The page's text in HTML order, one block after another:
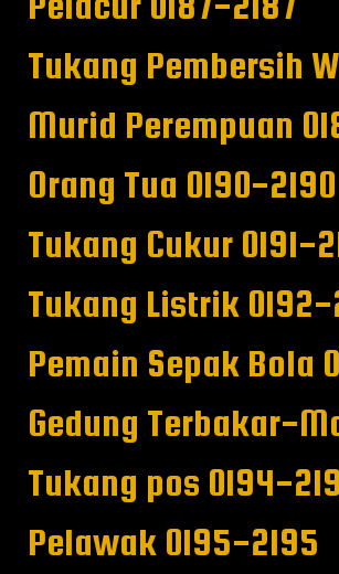
Tukang Pembersih
Murid Perempuan
Orang Tua 0190-2190
Tukang Cukur 0191-
Tukang Listrik 0192-
Pemain Sepak Bola
Gedung Terbakar-
Tukang pos 0194-
Pelawak 0195-2195